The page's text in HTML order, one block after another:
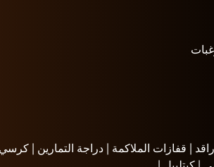
| قفازات الملاكمة | دراجة التمارين |